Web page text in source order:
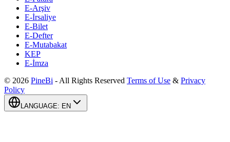
E-Arşiv
E-İrsaliye
E-Bilet
E-Defter
E-Mutabakat
KEP
E-İmza
© 2026 PineBi - All Rights Reserved Terms of Use & Privacy
Policy
LANGUAGE: EN